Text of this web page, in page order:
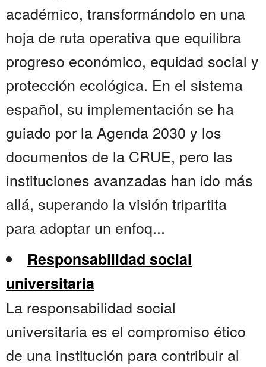
académico, transformándolo en una
hoja de ruta operativa que equilibra
progreso económico, equidad social y
protección ecológica. En el sistema
español, su implementación se ha
guiado por la Agenda 2030 y los
documentos de la CRUE, pero las
instituciones avanzadas han ido más
allá, superando la visión tripartita
para adoptar un enfoq...
Responsabilidad social
universitaria
La responsabilidad social
universitaria es el compromiso ético
de una institución para contribuir al